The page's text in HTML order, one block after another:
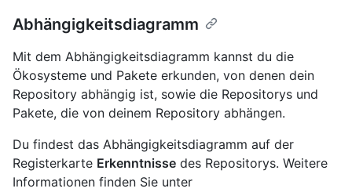
Abhängigkeitsdiagramm
Mit dem Abhängigkeitsdiagramm kannst du die
Ökosysteme und Pakete erkunden, von denen dein
Repository abhängig ist, sowie die Repositorys und
Pakete, die von deinem Repository abhängen.
Du findest das Abhängigkeitsdiagramm auf der
Registerkarte Erkenntnisse des Repositorys. Weitere
Informationen finden Sie unter